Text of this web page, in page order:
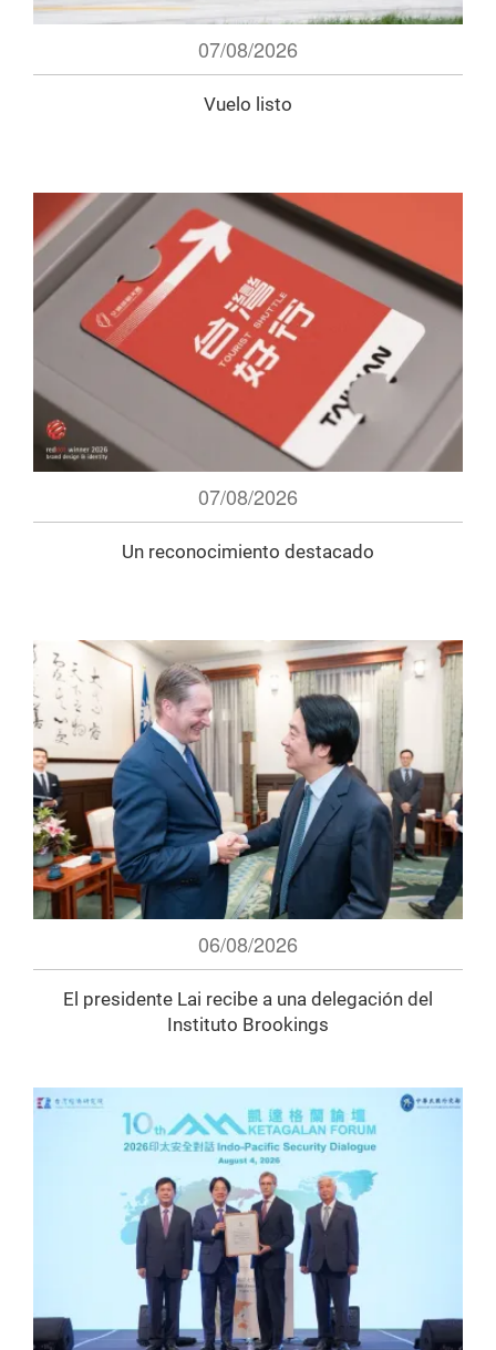
07/08/2026
Vuelo listo
07/08/2026
Un reconocimiento destacado
06/08/2026
El presidente Lai recibe a una delegación del
Instituto Brookings